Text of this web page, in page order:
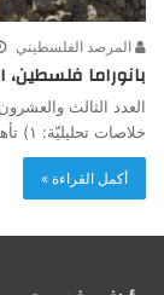
المرصد الفلسطيني
بانوراما
خلاصات تحليليّة: ١) تأهب “الجيش الإسرائيلي” لمواجهة سيناريوهات…
أكمل القراءة »